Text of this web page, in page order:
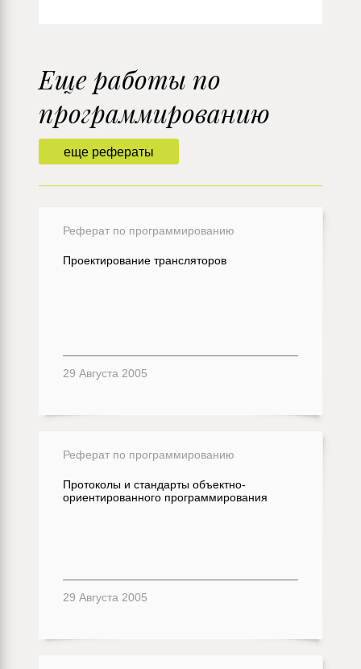
еще рефераты
Еще работы по
программированию
Реферат по программированию
Проектирование трансляторов
29 Августа 2005
Реферат по программированию
Протоколы и стандарты объектно-
ориентированного программирования
29 Августа 2005